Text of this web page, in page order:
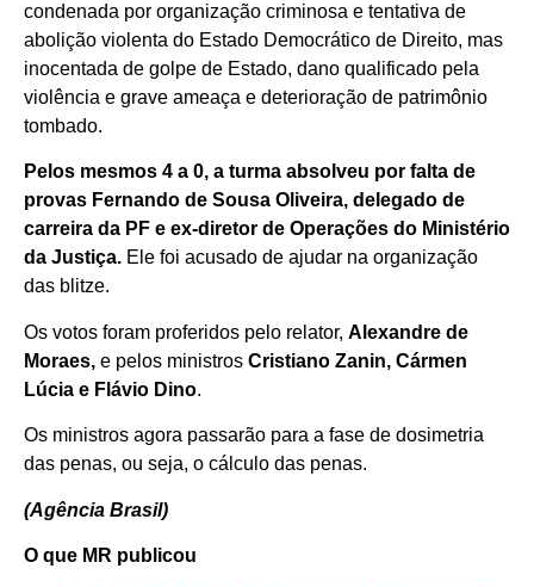
condenada por organização criminosa e tentativa de
abolição violenta do Estado Democrático de Direito, mas
inocentada de golpe de Estado, dano qualificado pela
violência e grave ameaça e deterioração de patrimônio
tombado.
Pelos mesmos 4 a 0, a turma absolveu por falta de
provas Fernando de Sousa Oliveira, delegado de
carreira da PF e ex-diretor de Operações do Ministério
da Justiça. Ele foi acusado de ajudar na organização
das blitze.
Os votos foram proferidos pelo relator, Alexandre de
Moraes, e pelos ministros Cristiano Zanin, Cármen
Lúcia e Flávio Dino.
Os ministros agora passarão para a fase de dosimetria
das penas, ou seja, o cálculo das penas.
(Agência Brasil)
O que MR publicou